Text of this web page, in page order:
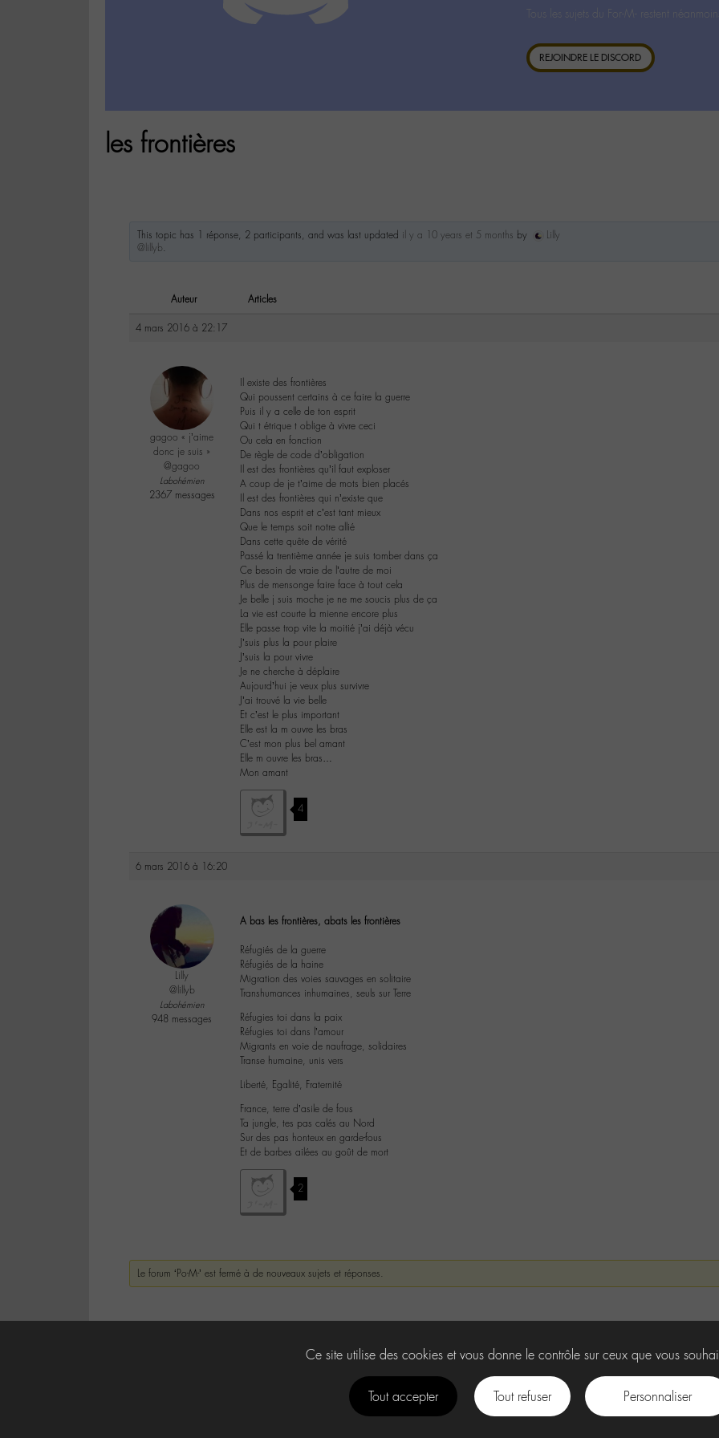
Tous les sujets du For-M- restent
REJOINDRE LE DISCORD
les frontières
This topic has 1 réponse, 2 participants, and was last updated il y a 10 years et 5 months by
Lilly
@lillyb.
Auteur Articles
4 mars 2016 à 22:17
gagoo « j’aime
donc je suis »
@gagoo
Labohémien
2367 messages
Il existe des frontières
Qui poussent certains à ce faire la guerre
Puis il y a celle de ton esprit
Qui t étrique t oblige à vivre ceci
Ou cela en fonction
De règle de code d’obligation
Il est des frontières qu’il faut exploser
A coup de je t’aime de mots bien placés
Il est des frontières qui n’existe que
Dans nos esprit et c’est tant mieux
Que le temps soit notre allié
Dans cette quête de vérité
Passé la trentième année je suis tomber dans ça
Ce besoin de vraie de l’autre de moi
Plus de mensonge faire face à tout cela
Je belle j suis moche je ne me soucis plus de ça
La vie est courte la mienne encore plus
Elle passe trop vite la moitié j’ai déjà vécu
J’suis plus la pour plaire
J’suis la pour vivre
Je ne cherche à déplaire
Aujourd’hui je veux plus survivre
J’ai trouvé la vie belle
Et c’est le plus important
Elle est la m ouvre les bras
C’est mon plus bel amant
Elle m ouvre les bras…
Mon amant
4
6 mars 2016 à 16:20
Lilly
@lillyb
Labohémien
948 messages
A bas les frontières, abats les frontières
Réfugiés de la guerre
Réfugiés de la haine
Migration des voies sauvages en solitaire
Transhumances inhumaines, seuls sur Terre
Réfugies toi dans la paix
Réfugies toi dans l’amour
Migrants en voie de naufrage, solidaires
Transe humaine, unis vers
Liberté, Egalité, Fraternité
France, terre d’asile de fous
Ta jungle, tes pas calés au Nord
Sur des pas honteux en garde-fous
Et de barbes ailées au goût de mort
2
Le forum ‘Po-M-’ est fermé à de nouveaux sujets et réponses.
facebookinstagramYoutubeDiscordtiktok.
Ce site utilise des cookies et vous donne le contrôle sur ceux que vous
Tout accepter Tout refuser Personnaliser